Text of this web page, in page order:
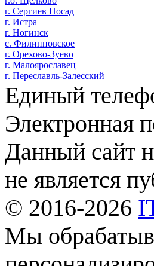
г. Сергиев Посад
г. Истра
г. Ногинск
с. Филипповское
г. Орехово-Зуево
г. Малоярославец
г. Переславль-Залесский
Единый
Электронная
Данный сайт
не является
© 2016-2026
Мы